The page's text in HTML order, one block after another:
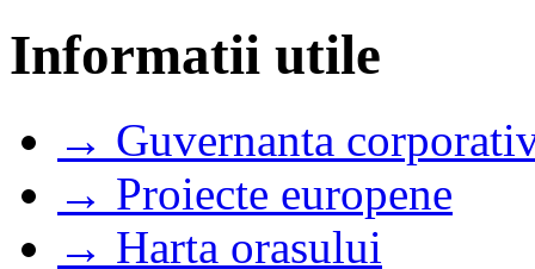
Informatii utile
→ Guvernanta
→ Proiecte europene
→ Harta orasului